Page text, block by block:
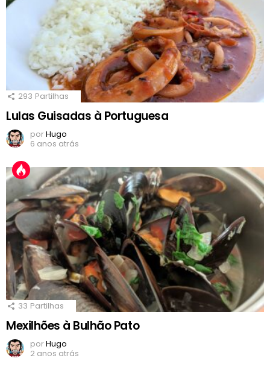
293 Partilhas
Lulas Guisadas à Portuguesa
porHugo
6 anos atrás
33 Partilhas
Mexilhões à Bulhão Pato
porHugo
2 anos atrás